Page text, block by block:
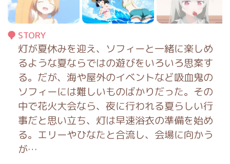
STORY
灯が夏休みを迎え、ソフィーと一緒に楽しめ
るような夏ならではの遊びをいろいろ思案す
る。だが、海や屋外のイベントなど吸血鬼の
ソフィーには難しいものばかりだった。その
中で花火大会なら、夜に行われる夏らしい行
事だと思い立ち、灯は早速浴衣の準備を始め
る。エリーやひなたと合流し、会場に向かう
が…